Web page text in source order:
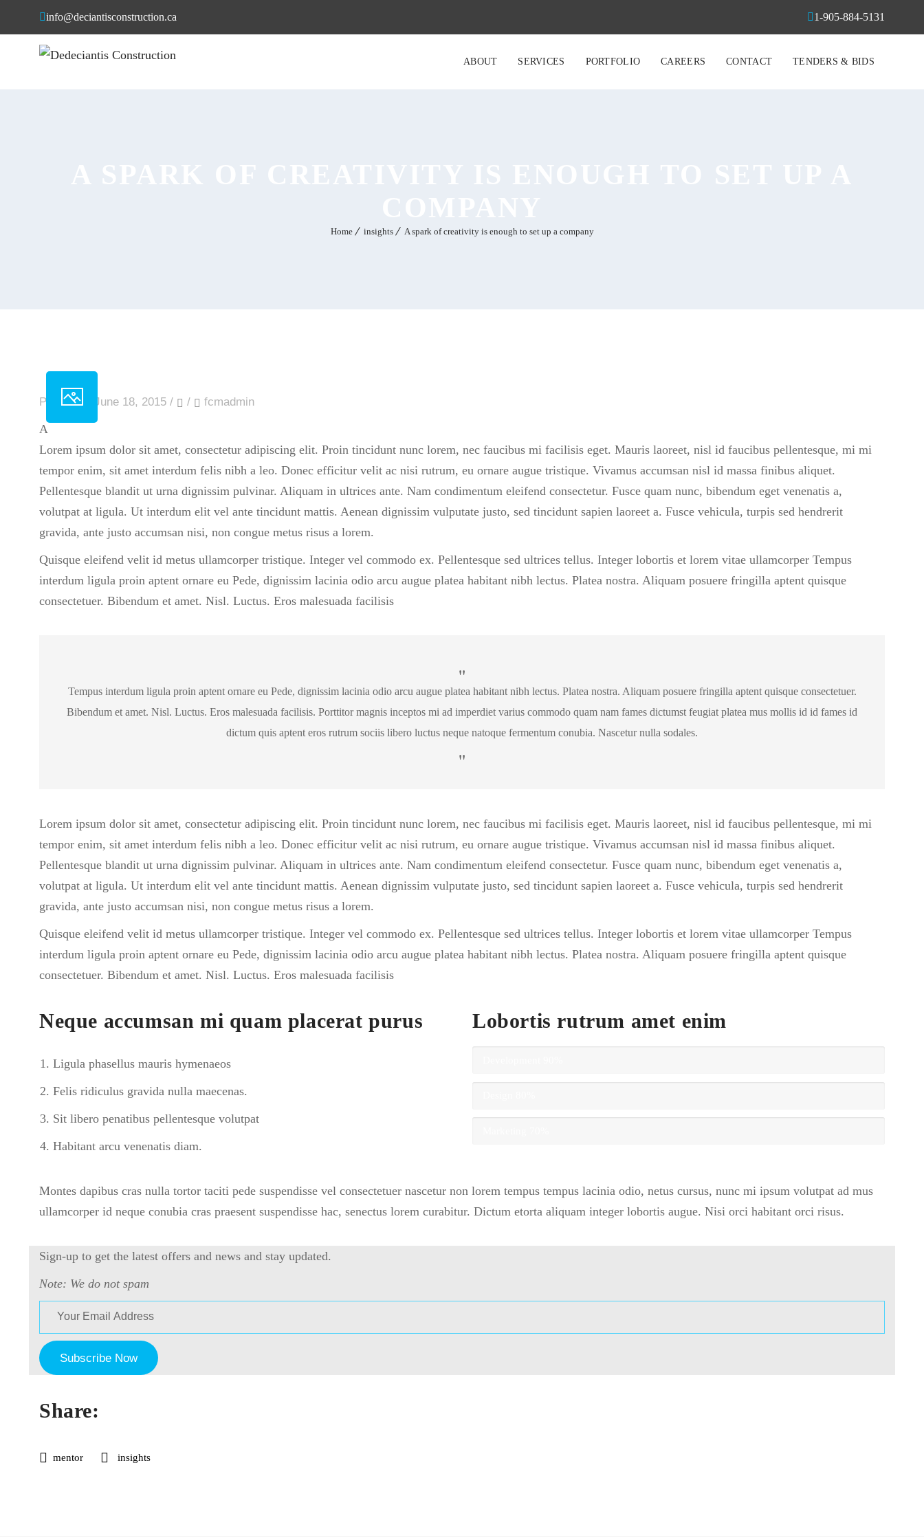
info@deciantisconstruction.ca 1-905-884-5131
ABOUT SERVICES PORTFOLIO CAREERS CONTACT TENDERS & BIDS
Home insights A spark of creativity is enough to set up a company
Posted on June 18, 2015 / / fcmadmin
A
Lorem ipsum dolor sit amet, consectetur adipiscing elit. Proin tincidunt nunc lorem, nec faucibus mi facilisis eget. Mauris laoreet, nisl id faucibus pellentesque, mi mi
tempor enim, sit amet interdum felis nibh a leo. Donec efficitur velit ac nisi rutrum, eu ornare augue tristique. Vivamus accumsan nisl id massa finibus aliquet.
Pellentesque blandit ut urna dignissim pulvinar. Aliquam in ultrices ante. Nam condimentum eleifend consectetur. Fusce quam nunc, bibendum eget venenatis a,
volutpat at ligula. Ut interdum elit vel ante tincidunt mattis. Aenean dignissim vulputate justo, sed tincidunt sapien laoreet a. Fusce vehicula, turpis sed hendrerit
gravida, ante justo accumsan nisi, non congue metus risus a lorem.
Quisque eleifend velit id metus ullamcorper tristique. Integer vel commodo ex. Pellentesque sed ultrices tellus. Integer lobortis et lorem vitae ullamcorper Tempus
interdum ligula proin aptent ornare eu Pede, dignissim lacinia odio arcu augue platea habitant nibh lectus. Platea nostra. Aliquam posuere fringilla aptent quisque
consectetuer. Bibendum et amet. Nisl. Luctus. Eros malesuada facilisis
Tempus interdum ligula proin aptent ornare eu Pede, dignissim lacinia odio arcu augue platea habitant nibh lectus. Platea nostra. Aliquam posuere fringilla aptent quisque consectetuer.
Bibendum et amet. Nisl. Luctus. Eros malesuada facilisis. Porttitor magnis inceptos mi ad imperdiet varius commodo quam nam fames dictumst feugiat platea mus mollis id id fames id
dictum quis aptent eros rutrum sociis libero luctus neque natoque fermentum conubia. Nascetur nulla sodales.
Lorem ipsum dolor sit amet, consectetur adipiscing elit. Proin tincidunt nunc lorem, nec faucibus mi facilisis eget. Mauris laoreet, nisl id faucibus pellentesque, mi mi
tempor enim, sit amet interdum felis nibh a leo. Donec efficitur velit ac nisi rutrum, eu ornare augue tristique. Vivamus accumsan nisl id massa finibus aliquet.
Pellentesque blandit ut urna dignissim pulvinar. Aliquam in ultrices ante. Nam condimentum eleifend consectetur. Fusce quam nunc, bibendum eget venenatis a,
volutpat at ligula. Ut interdum elit vel ante tincidunt mattis. Aenean dignissim vulputate justo, sed tincidunt sapien laoreet a. Fusce vehicula, turpis sed hendrerit
gravida, ante justo accumsan nisi, non congue metus risus a lorem.
Quisque eleifend velit id metus ullamcorper tristique. Integer vel commodo ex. Pellentesque sed ultrices tellus. Integer lobortis et lorem vitae ullamcorper Tempus
interdum ligula proin aptent ornare eu Pede, dignissim lacinia odio arcu augue platea habitant nibh lectus. Platea nostra. Aliquam posuere fringilla aptent quisque
consectetuer. Bibendum et amet. Nisl. Luctus. Eros malesuada facilisis
Neque accumsan mi quam placerat purus
Ligula phasellus mauris hymenaeos
Felis ridiculus gravida nulla maecenas.
Sit libero penatibus pellentesque volutpat
Habitant arcu venenatis diam.
Lobortis rutrum amet enim
Montes dapibus cras nulla tortor taciti pede suspendisse vel consectetuer nascetur non lorem tempus tempus lacinia odio, netus cursus, nunc mi ipsum volutpat ad mus
ullamcorper id neque conubia cras praesent suspendisse hac, senectus lorem curabitur. Dictum etorta aliquam integer lobortis augue. Nisi orci habitant orci risus.
Sign-up to get the latest offers and news and stay updated.
Note: We do not spam
Share:
mentor insights